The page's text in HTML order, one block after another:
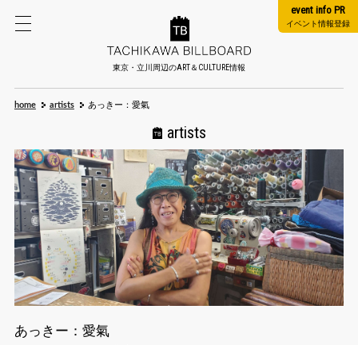
東京・立川周辺のART＆CULTURE情報
event info PR
イベント情報登録
home artists あっきー：愛氣
artists
あっきー：愛氣